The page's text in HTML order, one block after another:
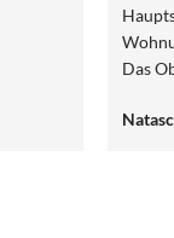
Das
der